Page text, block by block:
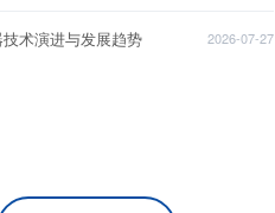
术演进与发展趋势 2026-07-27